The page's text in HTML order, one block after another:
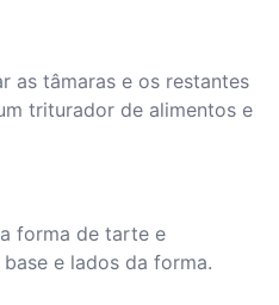
as tâmaras e os restantes
triturador de alimentos e
forma de tarte e
e lados da forma.